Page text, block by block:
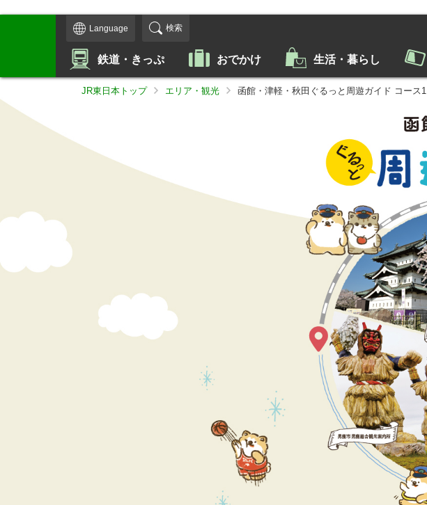
Language 検索
鉄道・きっぷ おでかけ 生活・暮らし
JR東日本トップ エリア・観光 函館・津軽・秋田ぐるっと周遊ガイド コース1